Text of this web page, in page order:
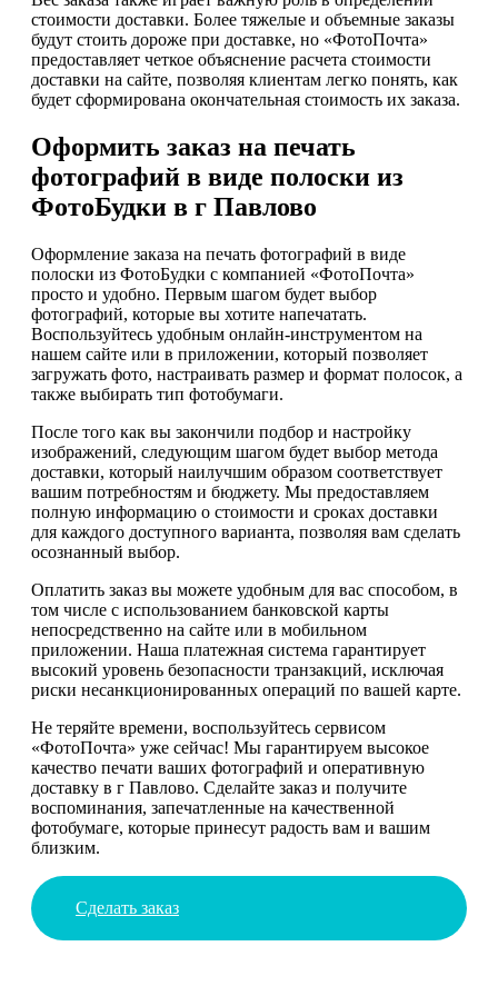
стоимости доставки. Более тяжелые и объемные заказы
будут стоить дороже при доставке, но «ФотоПочта»
предоставляет четкое объяснение расчета стоимости
доставки на сайте, позволяя клиентам легко понять, как
будет сформирована окончательная стоимость их заказа.
Оформить заказ на печать
фотографий в виде полоски из
ФотоБудки в г Павлово
Оформление заказа на печать фотографий в виде
полоски из ФотоБудки с компанией «ФотоПочта»
просто и удобно. Первым шагом будет выбор
фотографий, которые вы хотите напечатать.
Воспользуйтесь удобным онлайн-инструментом на
нашем сайте или в приложении, который позволяет
загружать фото, настраивать размер и формат полосок, а
также выбирать тип фотобумаги.
После того как вы закончили подбор и настройку
изображений, следующим шагом будет выбор метода
доставки, который наилучшим образом соответствует
вашим потребностям и бюджету. Мы предоставляем
полную информацию о стоимости и сроках доставки
для каждого доступного варианта, позволяя вам сделать
осознанный выбор.
Оплатить заказ вы можете удобным для вас способом, в
том числе с использованием банковской карты
непосредственно на сайте или в мобильном
приложении. Наша платежная система гарантирует
высокий уровень безопасности транзакций, исключая
риски несанкционированных операций по вашей карте.
Не теряйте времени, воспользуйтесь сервисом
«ФотоПочта» уже сейчас! Мы гарантируем высокое
качество печати ваших фотографий и оперативную
доставку в г Павлово. Сделайте заказ и получите
воспоминания, запечатленные на качественной
фотобумаге, которые принесут радость вам и вашим
близким.
Сделать заказ